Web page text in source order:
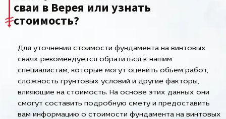
сваи в Верея или узнать
стоимость?
Для уточнения стоимости фундамента на винтовых
сваях рекомендуется обратиться к нашим
специалистам, которые могут оценить объем работ,
сложность грунтовых условий и другие факторы,
влияющие на стоимость. На основе этих данных они
смогут составить подробную смету и предоставить
вам информацию о стоимости фундамента на винтовых